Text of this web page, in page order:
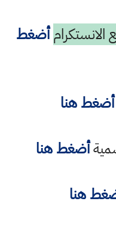
الانستكرام أضغط
أضغط هنا
أضغط هنا
هنا